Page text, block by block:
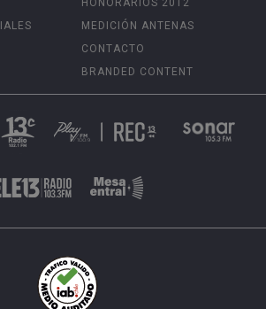
HONORARIOS 2012
MEDICIÓN ANTENAS
CONTACTO
BRANDED CONTENT